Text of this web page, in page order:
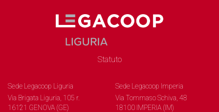
Statuto
Sede Legacoop Liguria
Via Brigata Liguria, 105 r.
16121 GENOVA (GE)
Sede Legacoop Imperia
Via Tommaso Schiva, 48
18100 IMPERIA (IM)